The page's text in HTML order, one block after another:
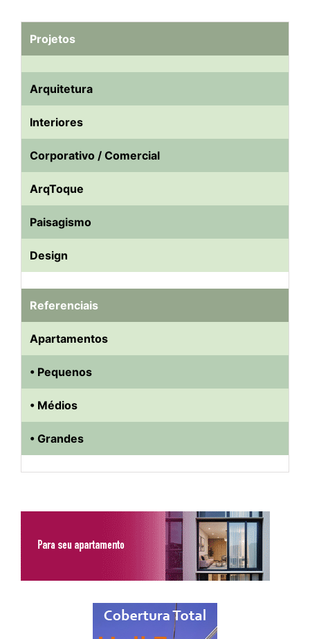
Projetos
Arquitetura
Interiores
Corporativo / Comercial
ArqToque
Paisagismo
Design
Referenciais
Apartamentos
• Pequenos
• Médios
• Grandes